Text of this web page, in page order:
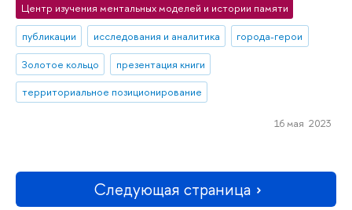
Центр изучения ментальных моделей и истории памяти
публикации
исследования и аналитика
города-герои
Золотое кольцо
презентация книги
территориальное позиционирование
16 мая 2023
Следующая страница